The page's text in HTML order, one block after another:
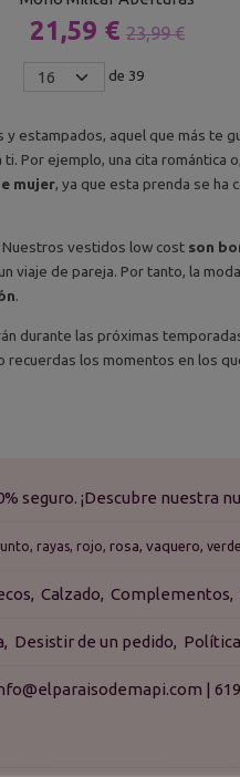
21,59 € 23,99 €
de 39
estampados, aquel que más te
Por ejemplo, una cita romántica
mujer, ya que esta prenda se ha
Nuestros vestidos low cost son
viaje de pareja. Por tanto, la
.
durante las próximas
recuerdas los momentos en los
seguro. ¡Descubre nuestra
rayas rojo rosa vaquero verde
Calzado Complementos
Desistir de un pedido
|